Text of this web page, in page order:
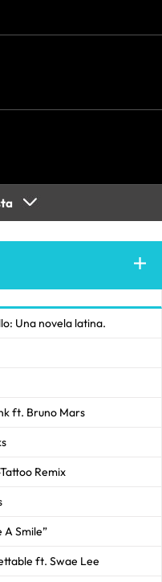
Una novela latina.
ft. Bruno Mars
Remix
Smile”
ft. Swae Lee